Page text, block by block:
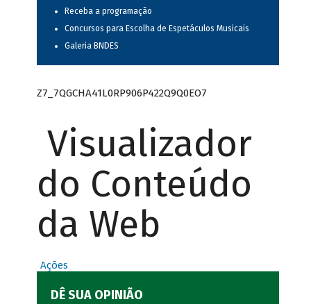
Receba a programação
Concursos para Escolha de Espetáculos Musicais
Galeria BNDES
Z7_7QGCHA41L0RP906P422Q9Q0EO7
Visualizador
do Conteúdo
da Web
Ações
DÊ SUA OPINIÃO